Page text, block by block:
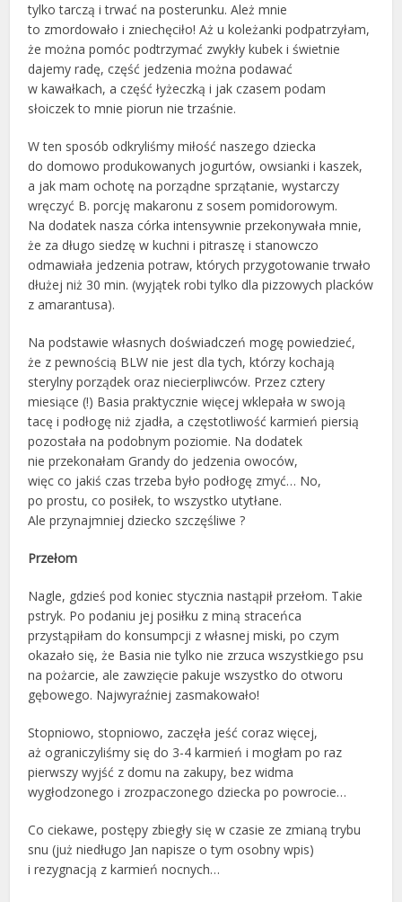
tylko tarczą i trwać na posterunku. Ależ mnie
to zmordowało i zniechęciło! Aż u koleżanki podpatrzyłam,
że można pomóc podtrzymać zwykły kubek i świetnie
dajemy radę, część jedzenia można podawać
w kawałkach, a część łyżeczką i jak czasem podam
słoiczek to mnie piorun nie trzaśnie.
W ten sposób odkryliśmy miłość naszego dziecka
do domowo produkowanych jogurtów, owsianki i kaszek,
a jak mam ochotę na porządne sprzątanie, wystarczy
wręczyć B. porcję makaronu z sosem pomidorowym.
Na dodatek nasza córka intensywnie przekonywała mnie,
że za długo siedzę w kuchni i pitraszę i stanowczo
odmawiała jedzenia potraw, których przygotowanie trwało
dłużej niż 30 min. (wyjątek robi tylko dla pizzowych placków
z amarantusa).
Na podstawie własnych doświadczeń mogę powiedzieć,
że z pewnością BLW nie jest dla tych, którzy kochają
sterylny porządek oraz niecierpliwców. Przez cztery
miesiące (!) Basia praktycznie więcej wklepała w swoją
tacę i podłogę niż zjadła, a częstotliwość karmień piersią
pozostała na podobnym poziomie. Na dodatek
nie przekonałam Grandy do jedzenia owoców,
więc co jakiś czas trzeba było podłogę zmyć… No,
po prostu, co posiłek, to wszystko utytłane.
Ale przynajmniej dziecko szczęśliwe ?
Przełom
Nagle, gdzieś pod koniec stycznia nastąpił przełom. Takie
pstryk. Po podaniu jej posiłku z miną straceńca
przystąpiłam do konsumpcji z własnej miski, po czym
okazało się, że Basia nie tylko nie zrzuca wszystkiego psu
na pożarcie, ale zawzięcie pakuje wszystko do otworu
gębowego. Najwyraźniej zasmakowało!
Stopniowo, stopniowo, zaczęła jeść coraz więcej,
aż ograniczyliśmy się do 3-4 karmień i mogłam po raz
pierwszy wyjść z domu na zakupy, bez widma
wygłodzonego i zrozpaczonego dziecka po powrocie…
Co ciekawe, postępy zbiegły się w czasie ze zmianą trybu
snu (już niedługo Jan napisze o tym osobny wpis)
i rezygnacją z karmień nocnych…